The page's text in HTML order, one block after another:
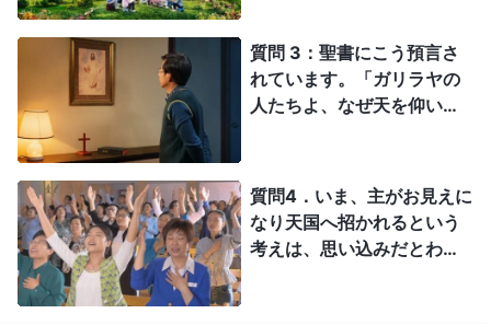
質問 3：聖書にこう預言さ
れています。「ガリラヤの
人たちよ、なぜ天を仰いで
このイエスは、天に上って
行かれるのをあなたがたが
見たのと同じ有様で、また
おいでになるであろう」
質問4．いま、主がお見えに
なり天国へ招かれるという
考えは、思い込みだとわか